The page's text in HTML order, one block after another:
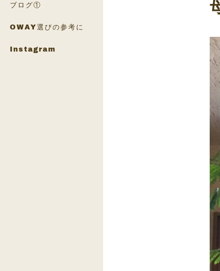
ブログ①
OWAY選びの参考に
Instagram